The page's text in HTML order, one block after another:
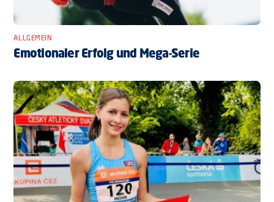
ALLGEMEIN
Emotionaler Erfolg und Mega-Serie